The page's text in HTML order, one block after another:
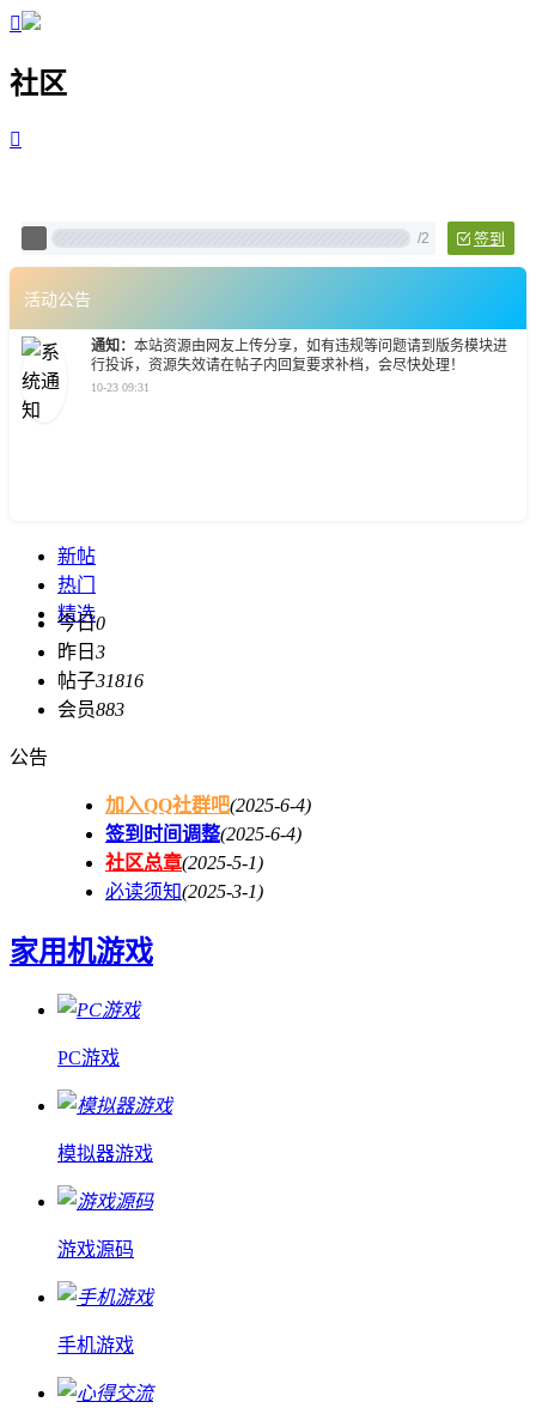

社区

Pixtech 社区 - 云计算、Linux
/2 签到
活动公告
通知： 本站资源由网友上传分享，如有违规等问题请到版务模块进
行投诉，资源失效请在帖子内回复要求补档，会尽快处理！
10-23 09:31
新帖
热门
精选
今日0
昨日 3
帖子31816
会员883
公告
加入QQ社群吧(2025-6-4)
签到时间调整(2025-6-4)
社区总章(2025-5-1)
必读须知(2025-3-1)
家用机游戏
PC游戏
模拟器游戏
游戏源码
手机游戏